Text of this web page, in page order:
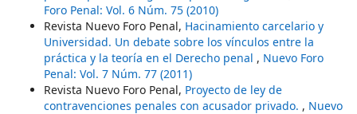
Foro Penal: Vol. 6 Núm. 75 (2010)
Revista Nuevo Foro Penal, Hacinamiento carcelario y
Universidad. Un debate sobre los vínculos entre la
práctica y la teoría en el Derecho penal , Nuevo Foro
Penal: Vol. 7 Núm. 77 (2011)
Revista Nuevo Foro Penal, Proyecto de ley de
contravenciones penales con acusador privado. , Nuevo